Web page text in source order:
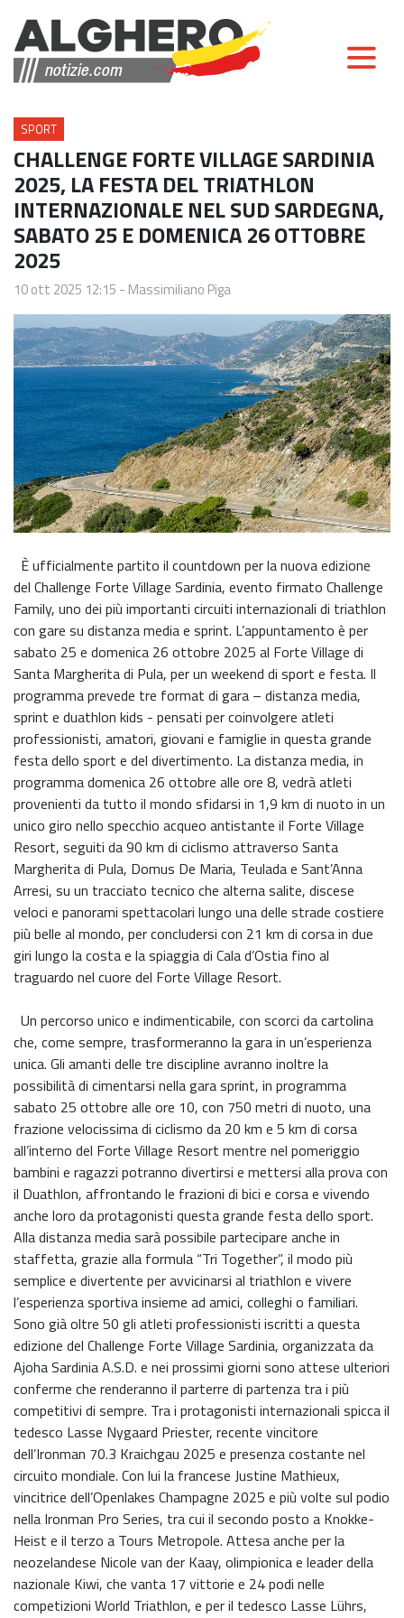
SPORT
CHALLENGE FORTE VILLAGE SARDINIA
2025, LA FESTA DEL TRIATHLON
INTERNAZIONALE NEL SUD SARDEGNA,
SABATO 25 E DOMENICA 26 OTTOBRE
2025
10 ott 2025 12:15 - Massimiliano Piga
È ufficialmente partito il countdown per la nuova edizione
del Challenge Forte Village Sardinia, evento firmato Challenge
Family, uno dei più importanti circuiti internazionali di triathlon
con gare su distanza media e sprint. L’appuntamento è per
sabato 25 e domenica 26 ottobre 2025 al Forte Village di
Santa Margherita di Pula, per un weekend di sport e festa. Il
programma prevede tre format di gara – distanza media,
sprint e duathlon kids - pensati per coinvolgere atleti
professionisti, amatori, giovani e famiglie in questa grande
festa dello sport e del divertimento. La distanza media, in
programma domenica 26 ottobre alle ore 8, vedrà atleti
provenienti da tutto il mondo sfidarsi in 1,9 km di nuoto in un
unico giro nello specchio acqueo antistante il Forte Village
Resort, seguiti da 90 km di ciclismo attraverso Santa
Margherita di Pula, Domus De Maria, Teulada e Sant’Anna
Arresi, su un tracciato tecnico che alterna salite, discese
veloci e panorami spettacolari lungo una delle strade costiere
più belle al mondo, per concludersi con 21 km di corsa in due
giri lungo la costa e la spiaggia di Cala d’Ostia fino al
traguardo nel cuore del Forte Village Resort.
Un percorso unico e indimenticabile, con scorci da cartolina
che, come sempre, trasformeranno la gara in un’esperienza
unica. Gli amanti delle tre discipline avranno inoltre la
possibilità di cimentarsi nella gara sprint, in programma
sabato 25 ottobre alle ore 10, con 750 metri di nuoto, una
frazione velocissima di ciclismo da 20 km e 5 km di corsa
all’interno del Forte Village Resort mentre nel pomeriggio
bambini e ragazzi potranno divertirsi e mettersi alla prova con
il Duathlon, affrontando le frazioni di bici e corsa e vivendo
anche loro da protagonisti questa grande festa dello sport.
Alla distanza media sarà possibile partecipare anche in
staffetta, grazie alla formula “Tri Together”, il modo più
semplice e divertente per avvicinarsi al triathlon e vivere
l’esperienza sportiva insieme ad amici, colleghi o familiari.
Sono già oltre 50 gli atleti professionisti iscritti a questa
edizione del Challenge Forte Village Sardinia, organizzata da
Ajoha Sardinia A.S.D. e nei prossimi giorni sono attese ulteriori
conferme che renderanno il parterre di partenza tra i più
competitivi di sempre. Tra i protagonisti internazionali spicca il
tedesco Lasse Nygaard Priester, recente vincitore
dell’Ironman 70.3 Kraichgau 2025 e presenza costante nel
circuito mondiale. Con lui la francese Justine Mathieux,
vincitrice dell’Openlakes Champagne 2025 e più volte sul podio
nella Ironman Pro Series, tra cui il secondo posto a Knokke-
Heist e il terzo a Tours Metropole. Attesa anche per la
neozelandese Nicole van der Kaay, olimpionica e leader della
nazionale Kiwi, che vanta 17 vittorie e 24 podi nelle
competizioni World Triathlon, e per il tedesco Lasse Lührs,